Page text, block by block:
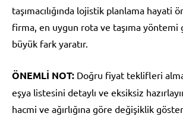
taşımacılığında lojistik planlama hayati
firma, en uygun rota ve taşıma
büyük fark yaratır.
ÖNEMLİ NOT: Doğru fiyat teklifleri
eşya listesini detaylı ve eksiksiz
hacmi ve ağırlığına göre değişiklik